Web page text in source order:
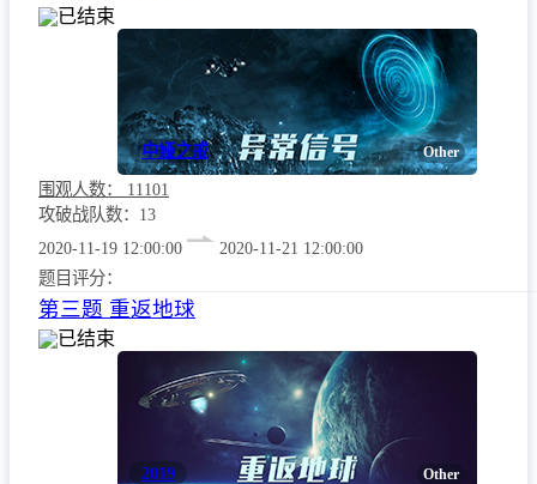
已结束
Other
中娅之戒
围观人数：
11101
攻破战队数：13
2020-11-19 12:00:00
2020-11-21 12:00:00
题目评分：
第三题 重返地球
已结束
Other
2019